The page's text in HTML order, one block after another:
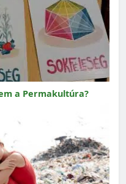
a Permakultúra?